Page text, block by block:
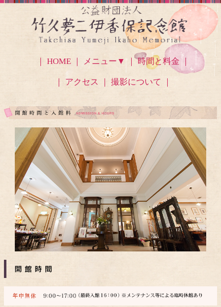
｜ HOME ｜ メニュー▼ ｜ 時間と料金 ｜
｜ アクセス ｜ 撮影について ｜